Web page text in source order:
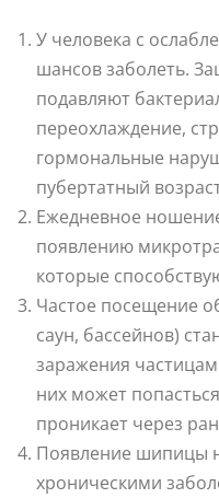
У человека с
шансов заболеть.
подавляют
переохлаждение,
гормональные
пубертатный
Ежедневное
появлению
которые
Частое посещение
саун, бассейнов)
заражения
них может
проникает через
Появление шипицы
хроническими